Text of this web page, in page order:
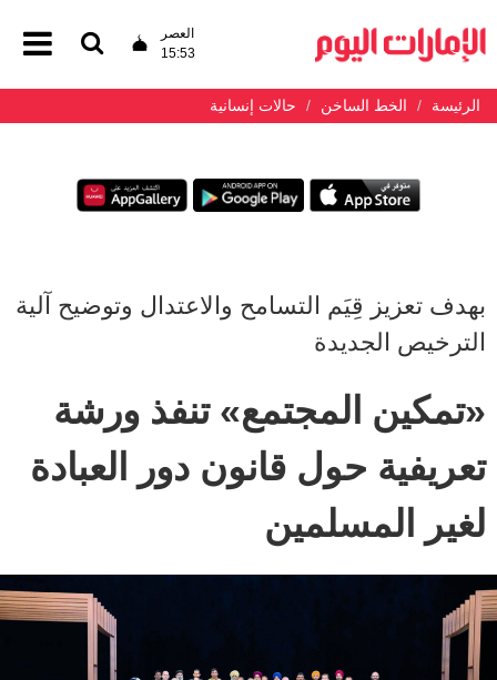
العصر
15:53
الرئيسة الخط الساخن حالات إنسانية
بهدف تعزيز قِيَم التسامح والاعتدال وتوضيح آلية
الترخيص الجديدة
«تمكين المجتمع» تنفذ ورشة
تعريفية حول قانون دور العبادة
لغير المسلمين